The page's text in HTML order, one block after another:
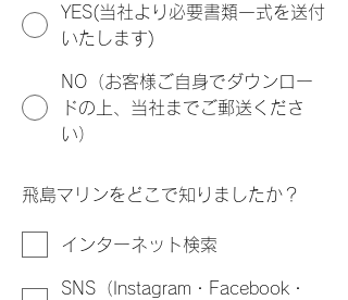
YES(当社より必要書類一式を送付
いたします)
NO（お客様ご自身でダウンロー
ドの上、当社までご郵送くださ
い）
飛島マリンをどこで知りましたか？
インターネット検索
SNS（Instagram・Facebook・